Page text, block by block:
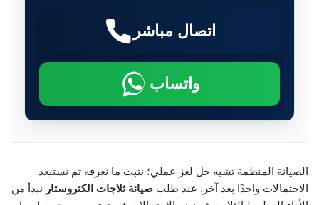
اتصال مباشر
واتساب
الصيانة المنظمة تشبه حل لغز عملي؛ نثبت ما نعرفه ثم نستبعد
الاحتمالات واحدًا بعد آخر. عند طلب صيانة ثلاجات الكتروستار نبدأ من